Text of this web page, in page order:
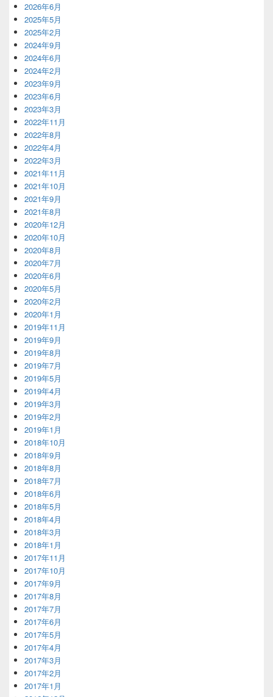
2026年6月
2025年5月
2025年2月
2024年9月
2024年6月
2024年2月
2023年9月
2023年6月
2023年3月
2022年11月
2022年8月
2022年4月
2022年3月
2021年11月
2021年10月
2021年9月
2021年8月
2020年12月
2020年10月
2020年8月
2020年7月
2020年6月
2020年5月
2020年2月
2020年1月
2019年11月
2019年9月
2019年8月
2019年7月
2019年5月
2019年4月
2019年3月
2019年2月
2019年1月
2018年10月
2018年9月
2018年8月
2018年7月
2018年6月
2018年5月
2018年4月
2018年3月
2018年1月
2017年11月
2017年10月
2017年9月
2017年8月
2017年7月
2017年6月
2017年5月
2017年4月
2017年3月
2017年2月
2017年1月